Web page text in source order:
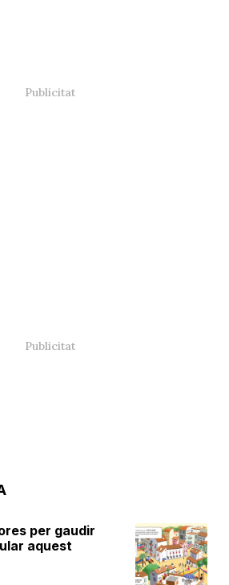
per gaudir
aquest